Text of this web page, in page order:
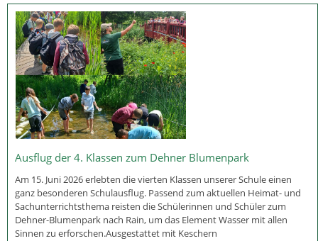
Ausflug der 4. Klassen zum Dehner Blumenpark
Am 15. Juni 2026 erlebten die vierten Klassen unserer Schule einen
ganz besonderen Schulausflug. Passend zum aktuellen Heimat- und
Sachunterrichtsthema reisten die Schülerinnen und Schüler zum
Dehner-Blumenpark nach Rain, um das Element Wasser mit allen
Sinnen zu erforschen.Ausgestattet mit Keschern